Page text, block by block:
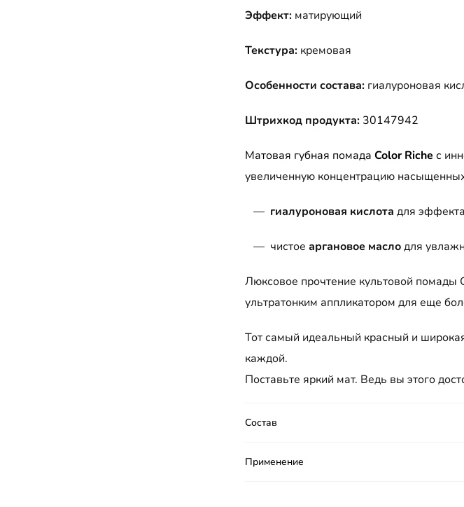
Эффект: матирующий
Текстура: кремовая
Особенности состава: гиалуроновая
Штрихкод продукта: 30147942
Матовая губная помада Color Riche с
увеличенную концентрацию
— гиалуроновая кислота для
— чистое аргановое маслодля
Люксовое прочтение культовой помады
ультратонким аппликатором для еще
Тот самый идеальный красный и
каждой.
Поставьте яркий мат. Ведь вы этого
Состав
Применение